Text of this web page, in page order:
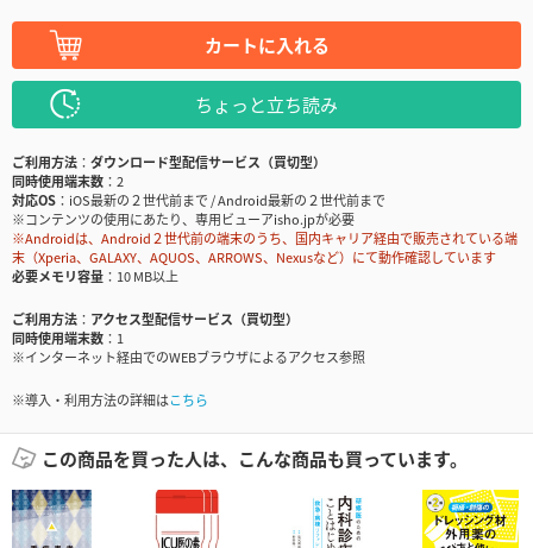
カートに入れる
ちょっと立ち読み
ご利用方法
ダウンロード型配信サービス（買切型）
同時使用端末数
2
対応OS
iOS最新の２世代前まで / Android最新の２世代前まで
※コンテンツの使用にあたり、専用ビューアisho.jpが必要
※Androidは、Android２世代前の端末のうち、国内キャリア経由で販売されている端
末（Xperia、GALAXY、AQUOS、ARROWS、Nexusなど）にて動作確認しています
必要メモリ容量
10 MB以上
ご利用方法
アクセス型配信サービス（買切型）
同時使用端末数
1
※インターネット経由でのWEBブラウザによるアクセス参照
※導入・利用方法の詳細はこちら
この商品を買った人は、こんな商品も買っています。